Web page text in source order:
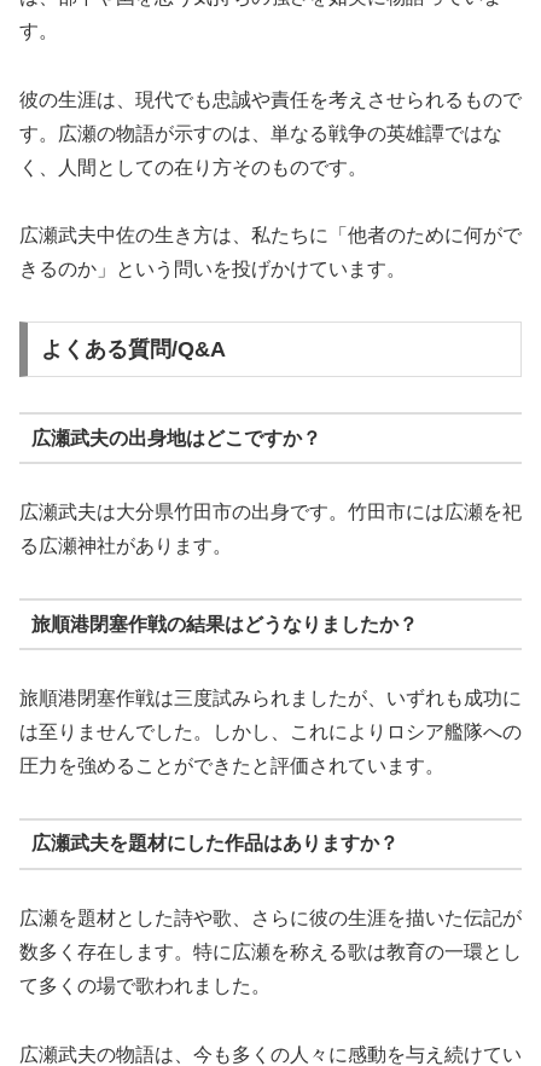
す。
彼の生涯は、現代でも忠誠や責任を考えさせられるもので
す。広瀬の物語が示すのは、単なる戦争の英雄譚ではな
く、人間としての在り方そのものです。
広瀬武夫中佐の生き方は、私たちに「他者のために何がで
きるのか」という問いを投げかけています。
よくある質問/Q&A
広瀬武夫の出身地はどこですか？
広瀬武夫は大分県竹田市の出身です。竹田市には広瀬を祀
る広瀬神社があります。
旅順港閉塞作戦の結果はどうなりましたか？
旅順港閉塞作戦は三度試みられましたが、いずれも成功に
は至りませんでした。しかし、これによりロシア艦隊への
圧力を強めることができたと評価されています。
広瀬武夫を題材にした作品はありますか？
広瀬を題材とした詩や歌、さらに彼の生涯を描いた伝記が
数多く存在します。特に広瀬を称える歌は教育の一環とし
て多くの場で歌われました。
広瀬武夫の物語は、今も多くの人々に感動を与え続けてい